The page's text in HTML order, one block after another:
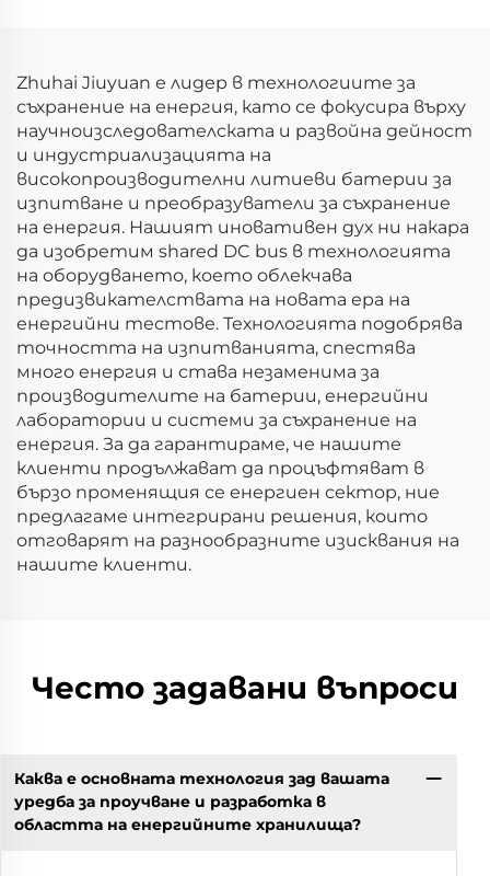
Zhuhai Jiuyuan е лидер в технологиите за
съхранение на енергия, като се фокусира върху
научноизследователската и развойна дейност
и индустриализацията на
високопроизводителни литиеви батерии за
изпитване и преобразуватели за съхранение
на енергия. Нашият иновативен дух ни накара
да изобретим shared DC bus в технологията
на оборудването, което облекчава
предизвикателствата на новата ера на
енергийни тестове. Технологията подобрява
точността на изпитванията, спестява
много енергия и става незаменима за
производителите на батерии, енергийни
лаборатории и системи за съхранение на
енергия. За да гарантираме, че нашите
клиенти продължават да процъфтяват в
бързо променящия се енергиен сектор, ние
предлагаме интегрирани решения, които
отговарят на разнообразните изисквания на
нашите клиенти.
Често задавани въпроси
Каква е основната технология зад вашата
уредба за проучване и разработка в
областта на енергийните хранилища?